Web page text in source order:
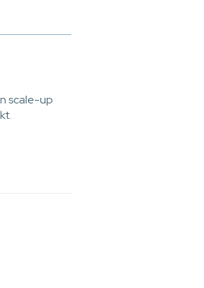
scale-up